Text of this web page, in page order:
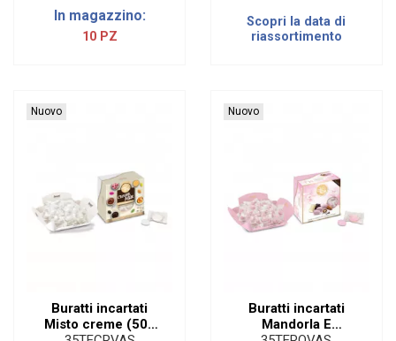
In magazzino:
10 PZ
Scopri la data di
riassortimento
Nuovo
Buratti incartati
Misto creme (500
Nuovo
Buratti incartati
Mandorla E